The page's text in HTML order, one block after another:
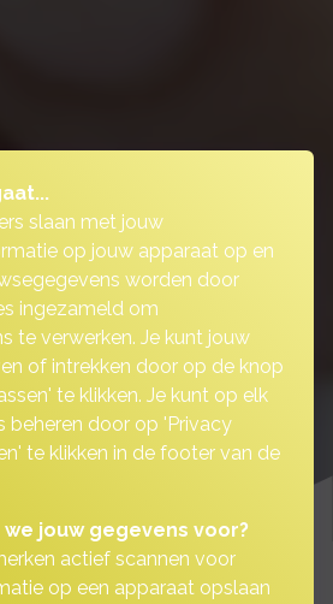
slaan met jouw
op jouw apparaat op en
worden door
ingezameld om
te verwerken. Je kunt jouw
of intrekken door op de knop
te klikken. Je kunt op elk
beheren door op 'Privacy
te klikken in de footer van de
jouw gegevens voor?
actief scannen voor
op een apparaat opslaan